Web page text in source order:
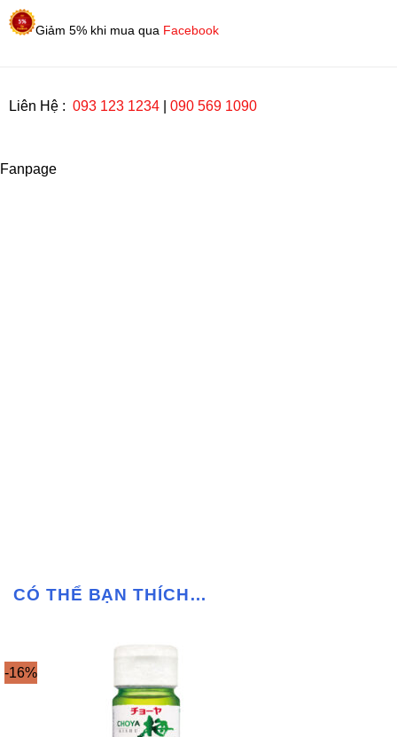
Giảm 5% khi mua qua Facebook
Liên Hệ : 093 123 1234 090 569 1090
Fanpage
CÓ THỂ BẠN THÍCH…
-16%